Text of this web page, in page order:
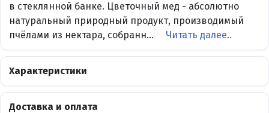
в стеклянной банке. Цветочный мед - абсолютно
натуральный природный продукт, производимый
пчёлами из нектара, собранн...
Читать далее..
Характеристики
Доставка и оплата